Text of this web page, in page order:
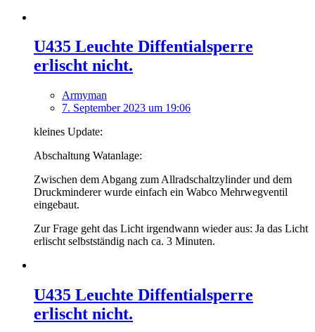
U435 Leuchte Diffentialsperre
erlischt nicht.
Armyman
7. September 2023 um 19:06
kleines Update:
Abschaltung Watanlage:
Zwischen dem Abgang zum Allradschaltzylinder und dem
Druckminderer wurde einfach ein Wabco Mehrwegventil
eingebaut.
Zur Frage geht das Licht irgendwann wieder aus: Ja das Licht
erlischt selbstständig nach ca. 3 Minuten.
U435 Leuchte Diffentialsperre
erlischt nicht.